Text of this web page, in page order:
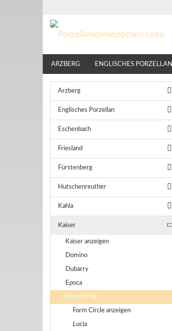
ARZBERG ENGLISCHES PORZELLAN
LINDNER NIKKO ROSENTHAL
Arzberg
Englisches Porzellan
Eschenbach
Friesland
Fürstenberg
Hutschenreuther
Kahla
Kaiser
Kaiser anzeigen
Domino
Dubarry
Epoca
Form Circle
Form Circle anzeigen
Lucia